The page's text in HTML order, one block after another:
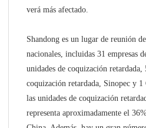
verá más afectado.
Shandong es un lugar de reunión
nacionales, incluidas 31 empresas
unidades de coquización retardada,
coquización retardada, Sinopec y
las unidades de coquización
representa aproximadamente el